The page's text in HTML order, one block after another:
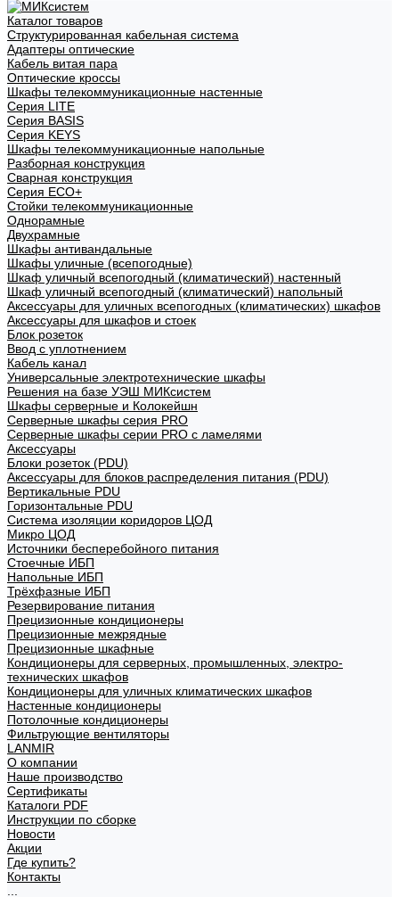
Каталог товаров
Структурированная кабельная система
Адаптеры оптические
Кабель витая пара
Оптические кроссы
Шкафы телекоммуникационные настенные
Cерия LITE
Cерия BASIS
Cерия KEYS
Шкафы телекоммуникационные напольные
Разборная конструкция
Сварная конструкция
Серия ECO+
Стойки телекоммуникационные
Однорамные
Двухрамные
Шкафы антивандальные
Шкафы уличные (всепогодные)
Шкаф уличный всепогодный (климатический) настенный
Шкаф уличный всепогодный (климатический) напольный
Аксессуары для уличных всепогодных (климатических) шкафов
Аксессуары для шкафов и стоек
Блок розеток
Ввод с уплотнением
Кабель канал
Универсальные электротехнические шкафы
Решения на базе УЭШ МИКсистем
Шкафы серверные и Колокейшн
Серверные шкафы серия PRO
Серверные шкафы серии PRO с ламелями
Аксессуары
Блоки розеток (PDU)
Аксессуары для блоков распределения питания (PDU)
Вертикальные PDU
Горизонтальные PDU
Система изоляции коридоров ЦОД
Микро ЦОД
Источники бесперебойного питания
Стоечные ИБП
Напольные ИБП
Трёхфазные ИБП
Резервирование питания
Прецизионные кондиционеры
Прецизионные межрядные
Прецизионные шкафные
Кондиционеры для серверных, промышленных, электро-
технических шкафов
Кондиционеры для уличных климатических шкафов
Настенные кондиционеры
Потолочные кондиционеры
Фильтрующие вентиляторы
LANMIR
О компании
Наше производство
Сертификаты
Каталоги PDF
Инструкции по сборке
Новости
Акции
Где купить?
Контакты